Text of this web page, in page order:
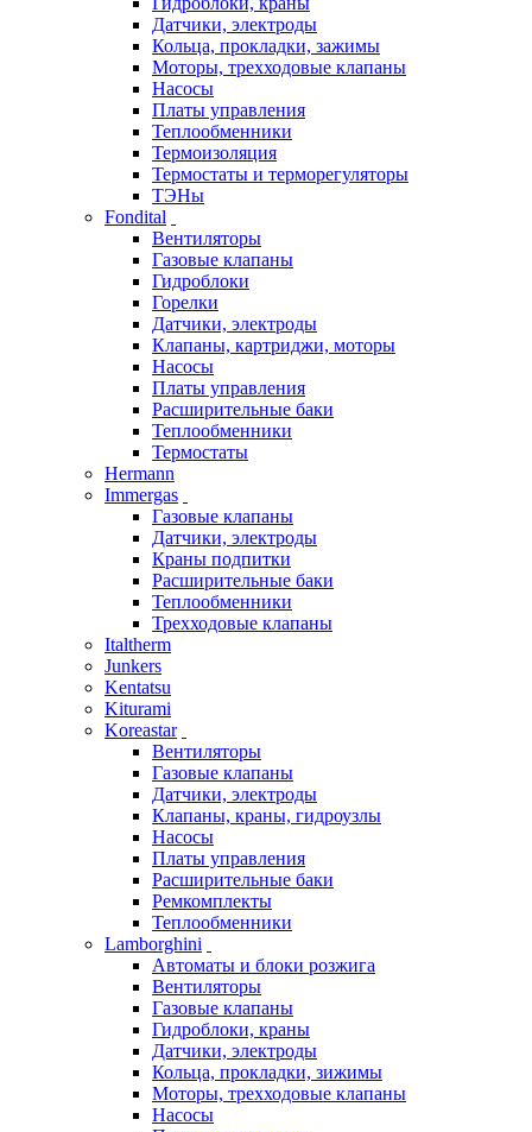
Датчики, электроды
Кольца, прокладки, зажимы
Моторы, трехходовые клапаны
Насосы
Платы управления
Теплообменники
Термоизоляция
Термостаты и терморегуляторы
ТЭНы
Fondital
Вентиляторы
Газовые клапаны
Гидроблоки
Горелки
Датчики, электроды
Клапаны, картриджи, моторы
Насосы
Платы управления
Расширительные баки
Теплообменники
Термостаты
Hermann
Immergas
Газовые клапаны
Датчики, электроды
Краны подпитки
Расширительные баки
Теплообменники
Трехходовые клапаны
Italtherm
Junkers
Kentatsu
Kiturami
Koreastar
Вентиляторы
Газовые клапаны
Датчики, электроды
Клапаны, краны, гидроузлы
Насосы
Платы управления
Расширительные баки
Ремкомплекты
Теплообменники
Lamborghini
Автоматы и блоки розжига
Вентиляторы
Газовые клапаны
Гидроблоки, краны
Датчики, электроды
Кольца, прокладки, зижимы
Моторы, трехходовые клапаны
Насосы